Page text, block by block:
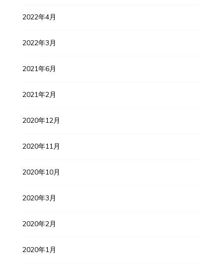
2022年4月
2022年3月
2021年6月
2021年2月
2020年12月
2020年11月
2020年10月
2020年3月
2020年2月
2020年1月